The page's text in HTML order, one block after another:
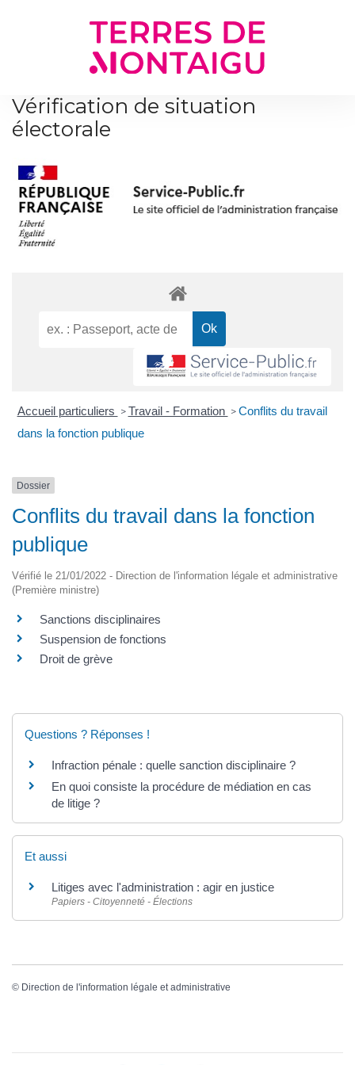
Vérification de situation
électorale
Accueil particuliers > Travail - Formation > Conflits du travail
dans la fonction publique
Dossier
Conflits du travail dans la fonction
publique
Vérifié le 21/01/2022 - Direction de l'information légale et administrative
(Première ministre)
Sanctions disciplinaires
Suspension de fonctions
Droit de grève
Questions ? Réponses !
Infraction pénale : quelle sanction disciplinaire ?
En quoi consiste la procédure de médiation en cas
de litige ?
Et aussi
Litiges avec l'administration : agir en justice
Papiers - Citoyenneté - Élections
© Direction de l'information légale et administrative